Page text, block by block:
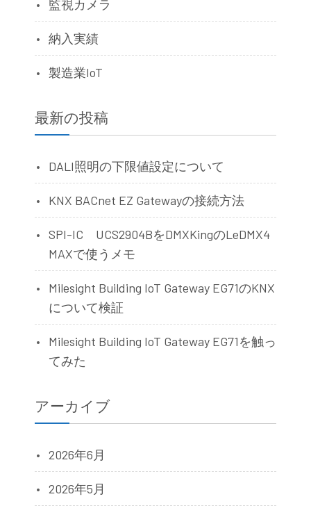
監視カメラ
納入実績
製造業IoT
最新の投稿
DALI照明の下限値設定について
KNX BACnet EZ Gatewayの接続方法
SPI-IC UCS2904BをDMXKingのLeDMX4
MAXで使うメモ
Milesight Building IoT Gateway EG71のKNX
について検証
Milesight Building IoT Gateway EG71を触っ
てみた
アーカイブ
2026年6月
2026年5月